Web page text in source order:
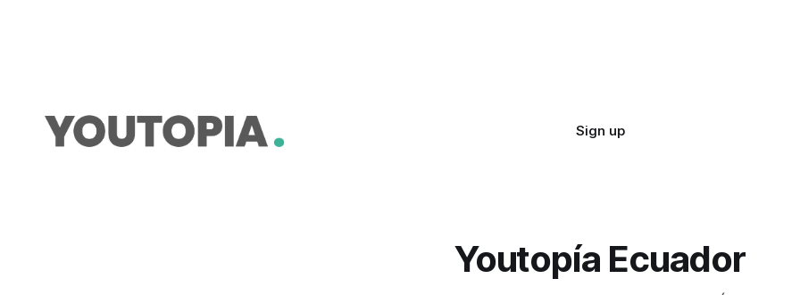
Sign up
Youtopía Ecuador